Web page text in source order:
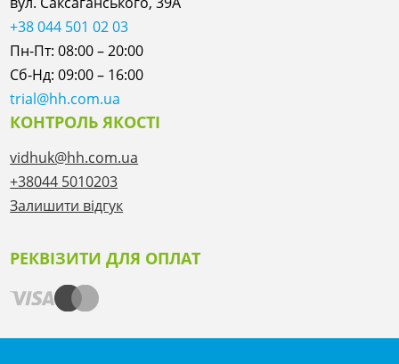
+38 044 501 02 03
Пн-Пт: 08:00 – 20:00
Сб-Нд: 09:00 – 16:00
trial@hh.com.ua
КОНТРОЛЬ ЯКОСТІ
vidhuk@hh.com.ua
+38044 5010203
Залишити відгук
РЕКВІЗИТИ ДЛЯ ОПЛАТ